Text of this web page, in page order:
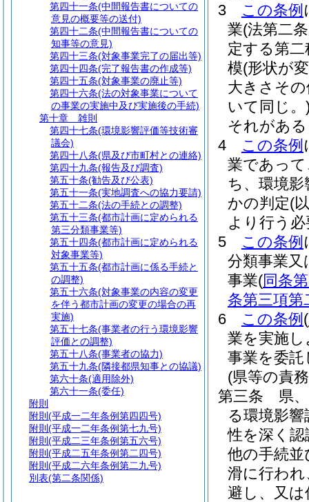
3
この条例
業(法第二
定する第
模(形状が
大きさそ
いて同じ。
それがあ
4
この条例
業であっ
ち、環境
かの判定(
より行う
5
この条例
分類事業又
事業(同条
条第三項第
6
この条例 (
業を実施
事業を委
(県等の責
第三条
県
る環境影
性を深く
他の手続
滑に行わ
避し、又
第四十一条(中間報告書についての
意見の概要等の送付)
第四十二条(中間報告書についての
知事等の意見)
第四十三条(対象事業完了の届出等)
第四十四条(完了報告書の作成等)
第四十五条(対象事業の廃止等)
第四十六条(法の対象事業について
の事業の実施中及び実施後の手続)
第十章
雑則
第四十七条(環境影響評価等技術審
議会)
第四十八条(県及び市町村との連絡)
第四十九条(報告及び調査)
第五十条(勧告及び公表)
第五十一条(実地調査への協力要請)
第五十二条(法の手続との調整)
第五十三条(都市計画に定められる
第三分類事業等)
第五十四条(都市計画に定められる
対象事業等)
第五十五条(都市計画に係る手続と
の調整)
第五十六条(対象事業の内容の変更
を伴う都市計画の変更の場合の再
実施)
第五十七条(事業者の行う環境影響
評価との調整)
第五十八条(事業者の協力)
第五十九条(隣接都県知事との協議)
第六十条(適用除外)
第六十一条(委任)
附則
附則 (平成一二年条例第四四号)
附則 (平成一二年条例第七九号)
附則 (平成二三年条例第五六号)
附則 (平成二五年条例第二四号)
附則 (平成二六年条例第二九号)
別表(第二条関係)